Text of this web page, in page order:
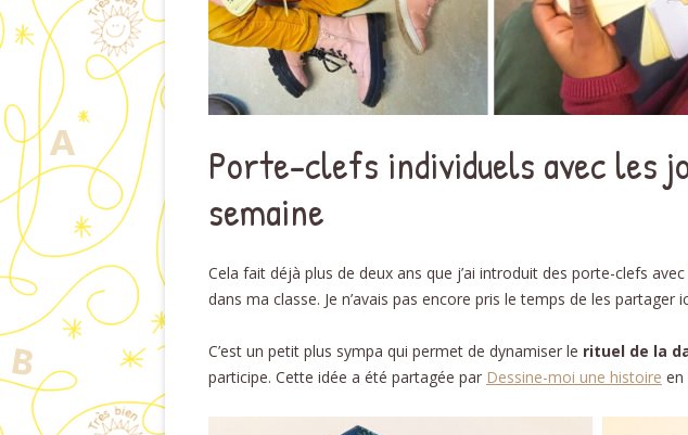
Porte-clefs individuels avec les
semaine
Cela fait déjà plus de deux ans que j’ai introduit des porte-clefs
dans ma classe. Je n’avais pas encore pris le temps de les partager
C’est un petit plus sympa qui permet de dynamiser le rituel de la
participe. Cette idée a été partagée par Dessine-moi une histoire en